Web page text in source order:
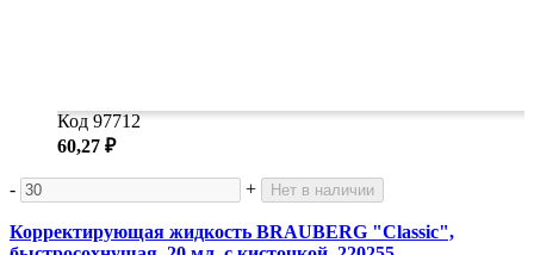
Код 97712
60,27 ₽
- + Нет в наличии
Корректирующая жидкость BRAUBERG "Classic",